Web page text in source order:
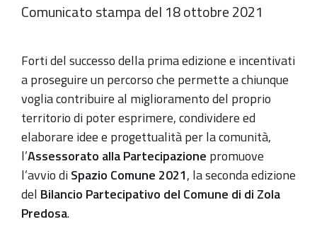
Comunicato stampa del 18 ottobre 2021
Forti del successo della prima edizione e incentivati
a proseguire un percorso che permette a chiunque
voglia contribuire al miglioramento del proprio
territorio di poter esprimere, condividere ed
elaborare idee e progettualità per la comunità,
l’Assessorato alla Partecipazione promuove
l’avvio diSpazio Comune 2021, la seconda edizione
del Bilancio Partecipativo del Comune di di Zola
Predosa.